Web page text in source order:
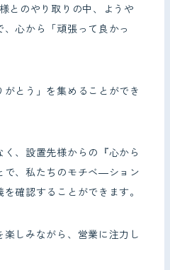
とのやり取りの中、ようや
心から「頑張って良かっ
とう」を集めることができ
、設置先様からの『心から
で、私たちのモチベ―ション
確認することができます。
しみながら、営業に注力し